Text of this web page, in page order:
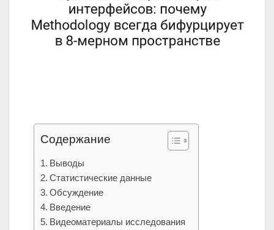
Содержание
Выводы
Статистические данные
Обсуждение
Введение
Видеоматериалы исследования